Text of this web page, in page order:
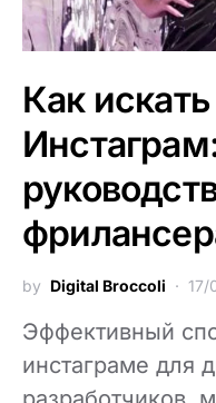
Как
by Digital Broccoli 17/
Эффективный
инстаграме для